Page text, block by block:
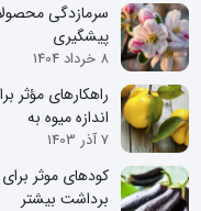
سرمازدگی
پیشگیری
8 خرداد 1404
راهکارهای
اندازه میوه به
7 آذر 1403
کودهای موثر
برداشت بیشتر